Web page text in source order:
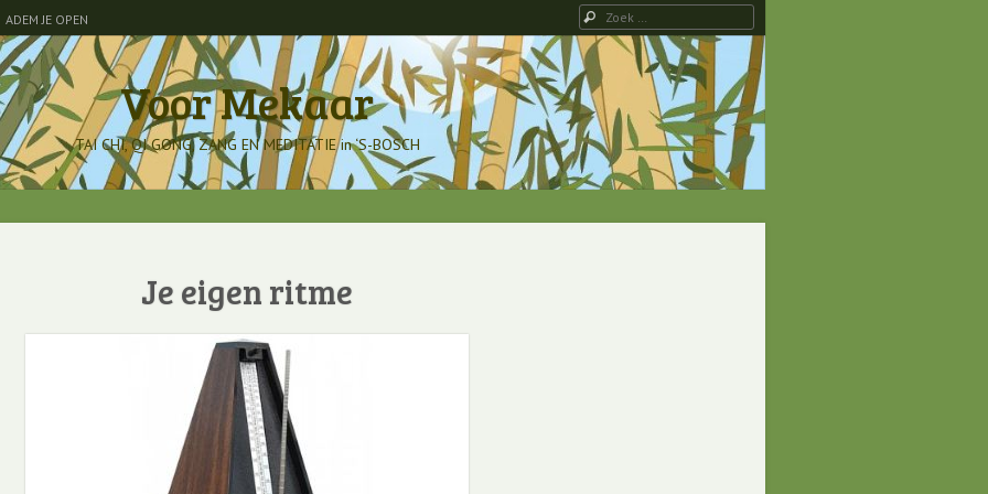
ADEM JE OPEN Zoeken
Voor Mekaar
TAI CHI, QI GONG, ZANG EN MEDITATIE in ‘S-BOSCH
Je eigen ritme